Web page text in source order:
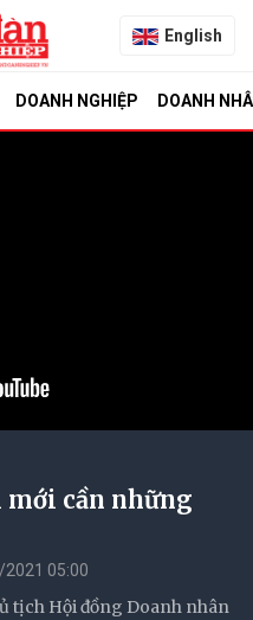
English
DOANH NGHIỆP DOANH
cần những
2021 05:00
tịch Hội đồng Doanh nhân